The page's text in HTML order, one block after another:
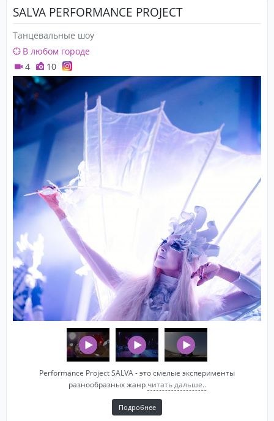
SALVA PERFORMANCE PROJECT
Танцевальные шоу
В любом городе
4
10
Performance Project SALVA - это смелые эксперименты
разнообразных жанр читать дальше..
Подробнее